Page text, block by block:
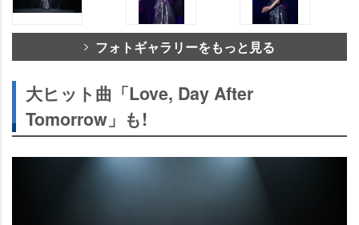
フォトギャラリーをもっと見る
大ヒット曲「Love, Day After
Tomorrow」も!